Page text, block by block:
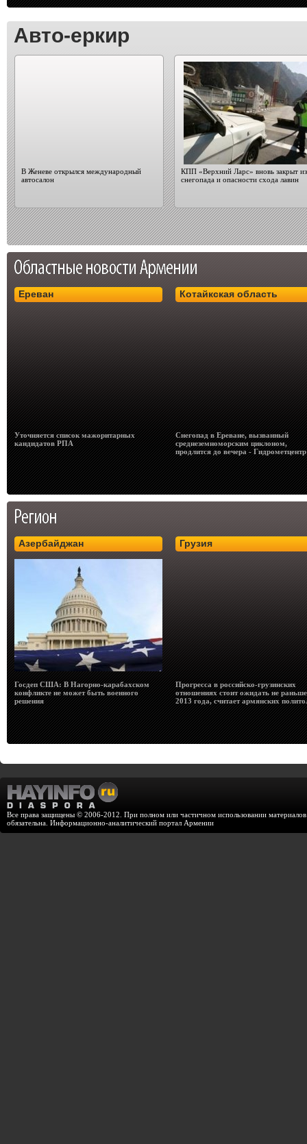
Авто-еркир
В Женеве открылся международный
автосалон
КПП «Верхний Ларс» вновь закрыт
снегопада и опасности схода лавин
Ереван
Уточняется список мажоритарных
кандидатов РПА
Котайкская область
Снегопад в Ереване, вызванный
среднеземноморским циклоном,
продлится до вечера - Гидрометцентр
Азербайджан
Госдеп США: В Нагорно-карабахском
конфликте не может быть военного
решения
Грузия
Прогресса в российско-грузинских
отношениях стоит ожидать не раньше
2013 года, считает армянских
Все права защищены © 2006-2012. При полном или частичном использовании
обязательна. Информационно-аналитический портал Армении